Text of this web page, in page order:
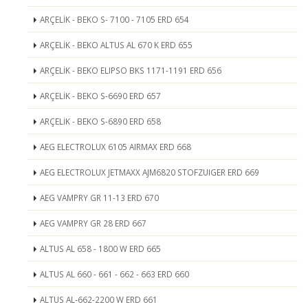
ARÇELİK - BEKO S- 7100 - 7105 ERD 654
ARÇELİK - BEKO ALTUS AL 670 K ERD 655
ARÇELİK - BEKO ELIPSO BKS 1171-1191 ERD 656
ARÇELİK - BEKO S-6690 ERD 657
ARÇELİK - BEKO S-6890 ERD 658
AEG ELECTROLUX 6105 AIRMAX ERD 668
AEG ELECTROLUX JETMAXX AJM6820 STOFZUIGER ERD 669
AEG VAMPRY GR 11-13 ERD 670
AEG VAMPRY GR 28 ERD 667
ALTUS AL 658 - 1800 W ERD 665
ALTUS AL 660 - 661 - 662 - 663 ERD 660
ALTUS AL-662-2200 W ERD 661